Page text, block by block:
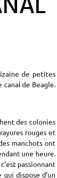
de petites
canal de Beagle.
des colonies
rouges et
manchots ont
une heure.
passionnant
dispose d’un